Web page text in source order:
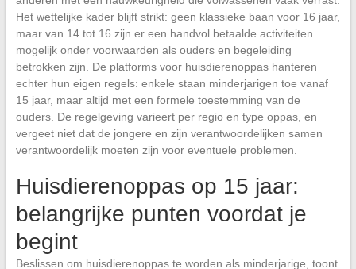
Het wettelijke kader blijft strikt: geen klassieke baan voor 16 jaar,
maar van 14 tot 16 zijn er een handvol betaalde activiteiten
mogelijk onder voorwaarden als ouders en begeleiding
betrokken zijn. De platforms voor huisdierenoppas hanteren
echter hun eigen regels: enkele staan minderjarigen toe vanaf
15 jaar, maar altijd met een formele toestemming van de
ouders. De regelgeving varieert per regio en type oppas, en
vergeet niet dat de jongere en zijn verantwoordelijken samen
verantwoordelijk moeten zijn voor eventuele problemen.
Huisdierenoppas op 15 jaar:
belangrijke punten voordat je
begint
Beslissen om huisdierenoppas te worden als minderjarige, toont